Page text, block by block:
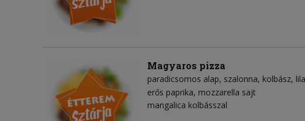
Magyaros pizza
paradicsomos alap szalonna kolbász
erős paprika mozzarella sajt
mangalica kolbásszal